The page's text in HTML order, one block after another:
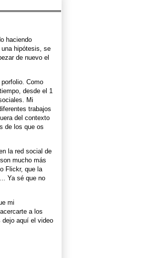
haciendo
hipótesis, se
de nuevo el
Como
desde el 1
Mi
trabajos
del contexto
de los que os
la red social de
mucho más
Flickr, que la
Ya sé que no
mi
a los
dejo aquí el video